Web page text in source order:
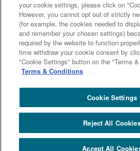
金融機関コード :
登録金融機関 関東財務局長（
加入協会： 日本証券業協会、一般社団
一般社団法人 金融先物取
your cookie settings, please click on
However, you cannot opt out of strictly
(for example, the cookies needed to
and remember your chosen settings)
required by the website to function
time withdraw your cookie consent by
"Cookie Settings" button on the "Terms
Terms & Conditions
Cookie Settings
Reject All
Accept All